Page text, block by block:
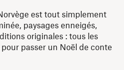
est tout simplement
paysages enneigés,
originales : tous les
passer un Noël de conte